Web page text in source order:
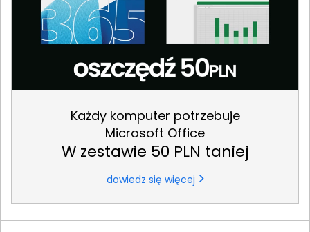
Każdy komputer potrzebuje
Microsoft Office
W zestawie 50 PLN taniej
dowiedz się więcej